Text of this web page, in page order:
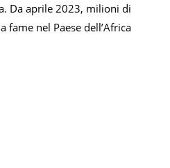
Da aprile 2023, milioni di
nel Paese dell’Africa